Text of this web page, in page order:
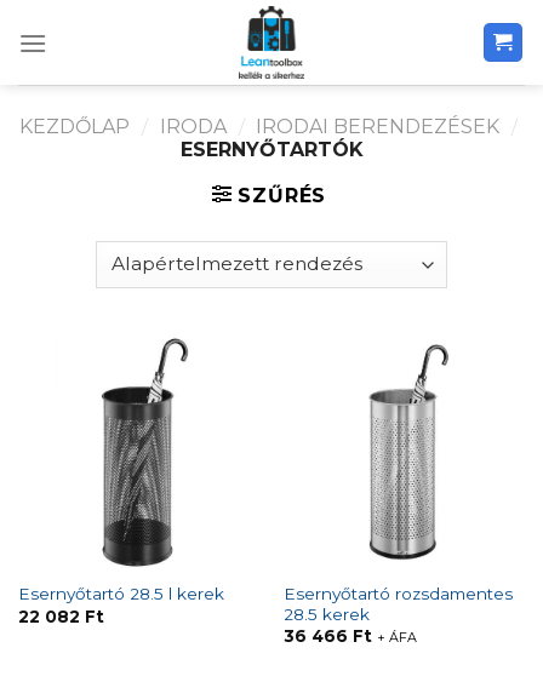
KEZDŐLAP / IRODA / IRODAI BERENDEZÉSEK /
ESERNYŐTARTÓK
SZŰRÉS
Esernyőtartó 28.5 l kerek
22 082 Ft
Esernyőtartó rozsdamentes
28.5 kerek
36 466 Ft + ÁFA